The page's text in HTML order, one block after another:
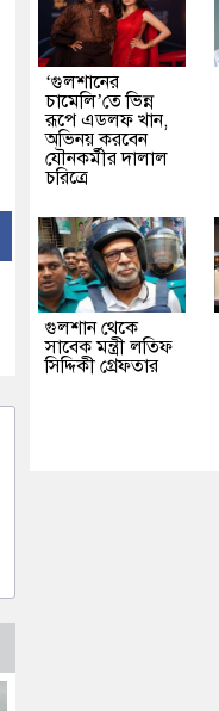
‘গুলশানের
চামেলি’তে ভিন্ন
রূপে এডলফ খান,
অভিনয় করবেন
যৌনকর্মীর দালাল
চরিত্রে
গুলশান থেকে
সাবেক মন্ত্রী লতিফ
সিদ্দিকী গ্রেফতার